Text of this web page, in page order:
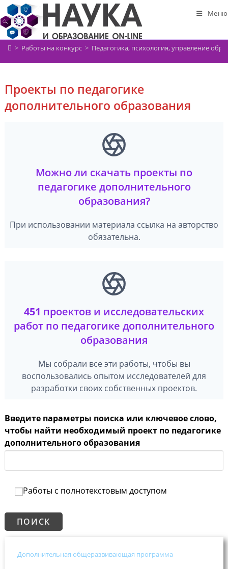
Перейти
к
содержимому
Меню
> Работы на конкурс > Педагогика, психология, управление
Проекты по педагогике
дополнительного образования
Можно ли скачать проекты по
педагогике дополнительного
образования?
При использовании материала ссылка на авторство
обязательна.
451 проектов и исследовательских
работ по педагогике дополнительного
образования
Мы собрали все эти работы, чтобы вы
воспользовались опытом исследователей для
разработки своих собственных проектов.
Введите параметры поиска или ключевое слово,
чтобы найти необходимый проект по педагогике
дополнительного образования
Работы с полнотекстовым доступом
Дополнительная общеразвивающая программа